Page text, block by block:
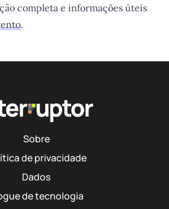
completa e informações úteis
.
Sobre
de privacidade
Dados
de tecnologia